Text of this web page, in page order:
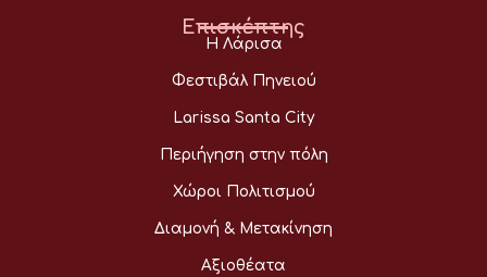
Επισκέπτης
Η Λάρισα
Φεστιβάλ Πηνειού
Larissa Santa City
Περιήγηση στην πόλη
Χώροι Πολιτισμού
Διαμονή & Μετακίνηση
Αξιοθέατα